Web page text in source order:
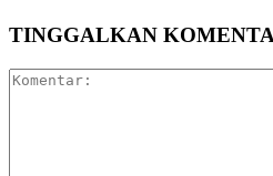
TINGGALKAN